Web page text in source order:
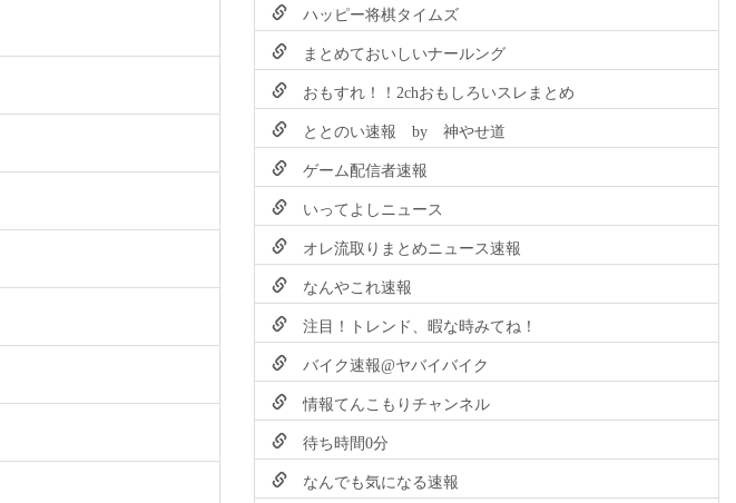
ハッピー将棋タイムズ
まとめておいしいナールング
おもすれ！！2chおもしろいスレまとめ
ととのい速報 by 神やせ道
ゲーム配信者速報
いってよしニュース
オレ流取りまとめニュース速報
なんやこれ速報
注目！トレンド、暇な時みてね！
バイク速報@ヤバイバイク
情報てんこもりチャンネル
待ち時間0分
なんでも気になる速報